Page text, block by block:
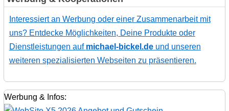
Interessiert an Werbung oder einer Zusammenarbeit mit
uns? Entdecke Möglichkeiten, Deine Produkte oder
Dienstleistungen auf michael-bickel.deund unseren
weiteren spezialisierten Webseiten zu präsentieren.
Werbung & Infos: